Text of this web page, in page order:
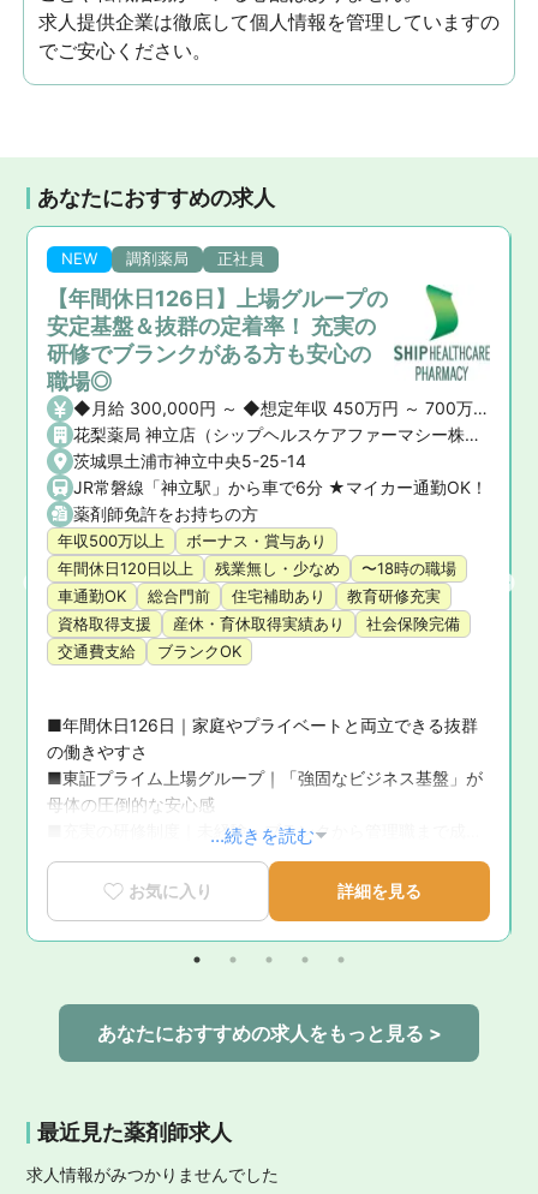
求人提供企業は徹底して個人情報を管理していますの
でご安心ください。
あなたにおすすめの求人
NEW 調剤薬局 正社員
【年間休日126日】上場グループの
安定基盤＆抜群の定着率！ 充実の
研修でブランクがある方も安心の
職場◎
◆月給 300,000円 ～ ◆想定年収 450万円 ～ 700万円 ※ご経験や前職の給与を考慮の上、決定いたします。 ◆昇給・賞与 ・昇給： あり ・賞与： あり（年2回）
花梨薬局 神立店（シップヘルスケアファーマシー株式会社）
茨城県土浦市神立中央5-25-14
JR常磐線「神立駅」から車で6分 ★マイカー通勤OK！
薬剤師免許をお持ちの方
年収500万以上
ボーナス・賞与あり
年間休日120日以上
残業無し・少なめ
〜18時の職場
車通勤OK
総合門前 住宅補助あり
教育研修充実
資格取得支援
産休・育休取得実績あり
社会保険完備
交通費支給
ブランクOK
■年間休日126日｜家庭やプライベートと両立できる抜群
の働きやすさ
■東証プライム上場グループ｜「強固なビジネス基盤」が
母体の圧倒的な安心感
■充実の研修制度｜未経験・ブランクから管理職まで成長
を徹底サポート
■育休復帰率100％！｜ライフステージの変化に寄り添う
手厚いサポート体制
■新卒3年定着率95.5％｜「社員が転職活動をしなくてい
い環境」を追求した実績
...続きを読む
お気に入り 詳細を見る
あなたにおすすめの求人をもっと見る >
最近見た薬剤師求人
求人情報がみつかりませんでした